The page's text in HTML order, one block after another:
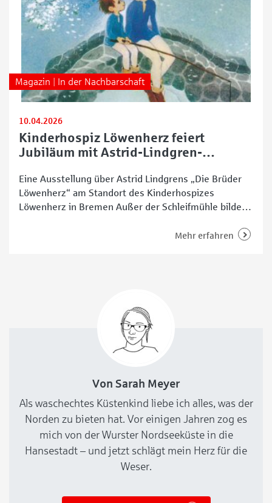
Magazin | In der Nachbarschaft
10.04.2026
Kinderhospiz Löwenherz feiert
Jubiläum mit Astrid-Lindgren-
Eine Ausstellung über Astrid Lindgrens „Die Brüder
Löwenherz“ am Standort des Kinderhospizes
Löwenherz in Bremen Außer der Schleifmühle bildet
20 Jahren begleitet das ambulante Kinderhospiz
Mehr erfahren
Von Sarah Meyer
Als waschechtes Küstenkind liebe ich alles, was der
Norden zu bieten hat. Vor einigen Jahren zog es
mich von der Wurster Nordseeküste in die
Hansestadt – und jetzt schlägt mein Herz für die
Weser.